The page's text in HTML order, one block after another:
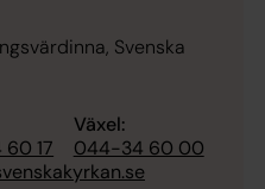
Svenska
17
Växel:
044-34 60 00